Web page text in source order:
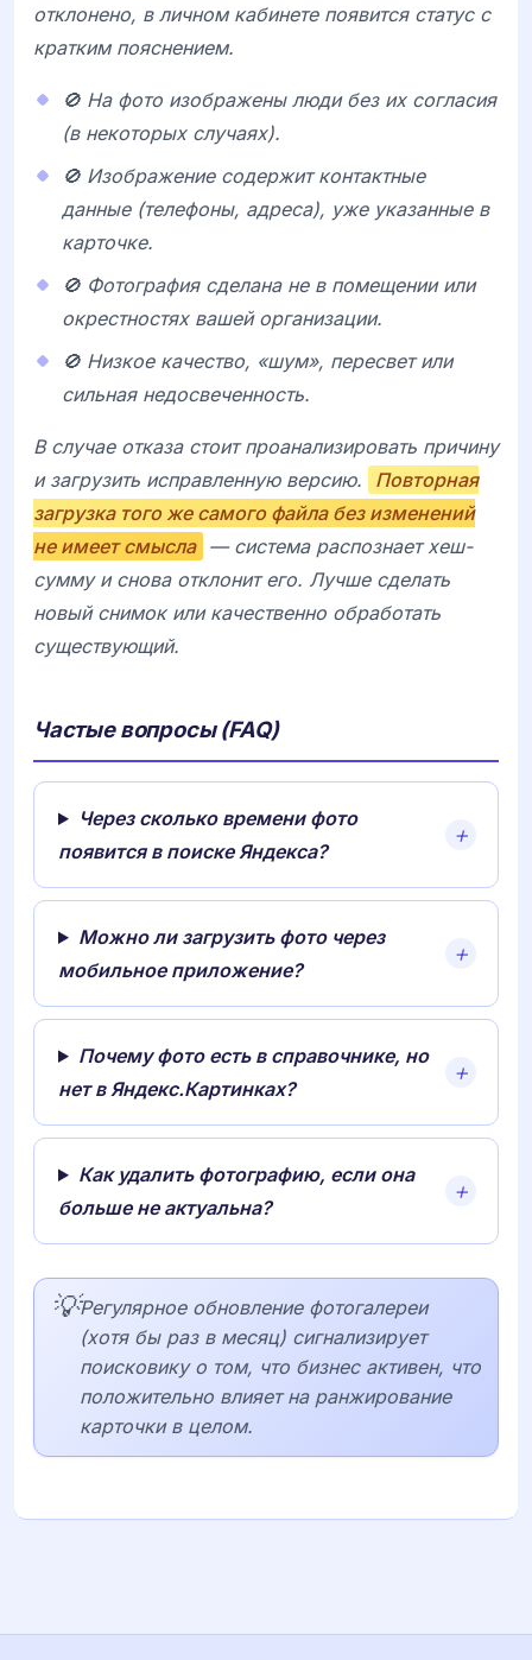
отклонено, в личном кабинете появится статус с
кратким пояснением.
🚫 На фото изображены люди без их согласия
(в некоторых случаях).
🚫 Изображение содержит контактные
данные (телефоны, адреса), уже указанные в
карточке.
🚫 Фотография сделана не в помещении или
окрестностях вашей организации.
🚫 Низкое качество, «шум», пересвет или
сильная недосвеченность.
В случае отказа стоит проанализировать причину
и загрузить исправленную версию.
Повторная
загрузка того же самого файла без изменений
не имеет смысла — система распознает хеш-
сумму и снова отклонит его. Лучше сделать
новый снимок или качественно обработать
существующий.
Частые вопросы (FAQ)
Через сколько времени фото
появится в поиске Яндекса?
Можно ли загрузить фото через
мобильное приложение?
Почему фото есть в справочнике, но
нет в Яндекс.Картинках?
Как удалить фотографию, если она
больше не актуальна?
💡Регулярное обновление фотогалереи
(хотя бы раз в месяц) сигнализирует
поисковику о том, что бизнес активен, что
положительно влияет на ранжирование
карточки в целом.